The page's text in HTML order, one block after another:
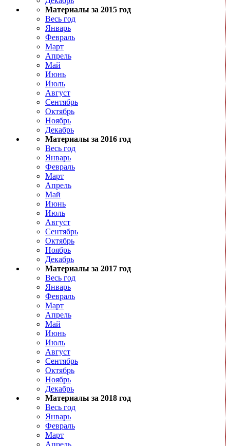
Материалы за 2015 год
Весь год
Январь
Февраль
Март
Апрель
Май
Июнь
Июль
Август
Сентябрь
Октябрь
Ноябрь
Декабрь
Материалы за 2016 год
Весь год
Январь
Февраль
Март
Апрель
Май
Июнь
Июль
Август
Сентябрь
Октябрь
Ноябрь
Декабрь
Материалы за 2017 год
Весь год
Январь
Февраль
Март
Апрель
Май
Июнь
Июль
Август
Сентябрь
Октябрь
Ноябрь
Декабрь
Материалы за 2018 год
Весь год
Январь
Февраль
Март
Апрель